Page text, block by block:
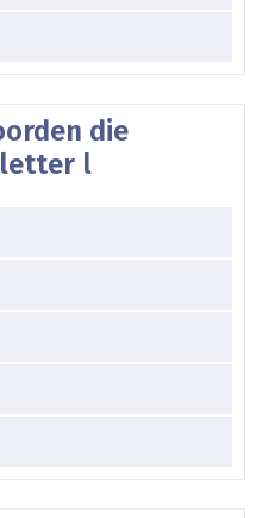
die
letter l